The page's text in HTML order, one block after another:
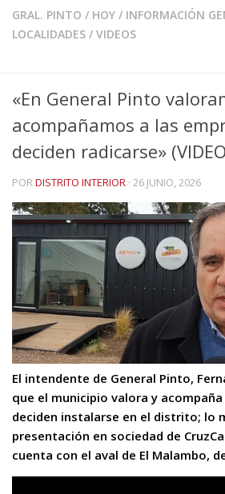
GRAL. PINTO / HOY / INFORMACIÓN
LOCALIDADES / VIDEOS
«En General Pinto
acompañamos a las
deciden radicarse»
PORDISTRITO INTERIOR · 26 JUNIO, 2026
El intendente de General Pinto,
que el municipio valora y
deciden instalarse en el distrito; lo
presentación en sociedad de
cuenta con el aval de El Malambo,